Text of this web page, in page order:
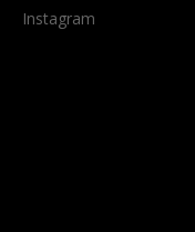
Instagram